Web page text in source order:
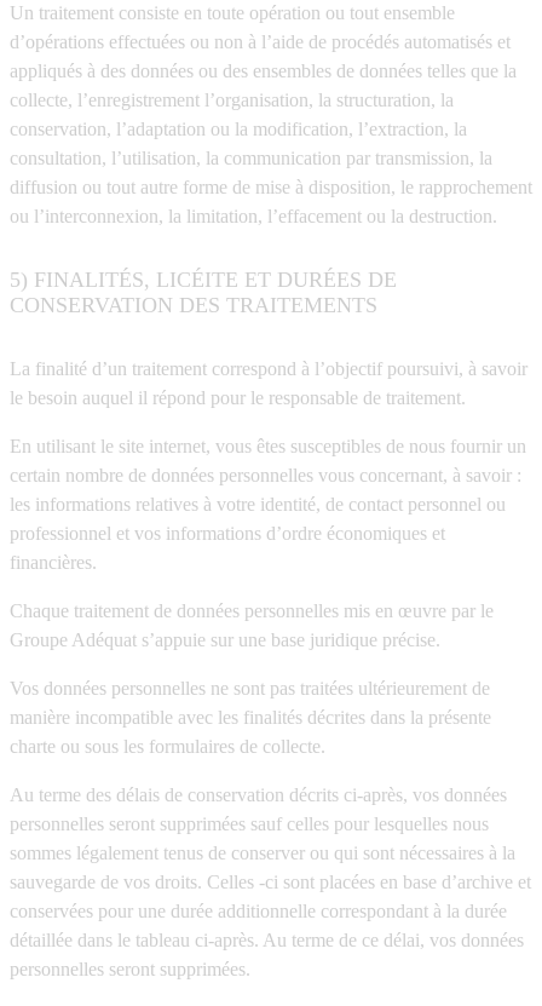
Un traitement consiste en toute opération ou tout ensemble
d’opérations effectuées ou non à l’aide de procédés automatisés et
appliqués à des données ou des ensembles de données telles que la
collecte, l’enregistrement l’organisation, la structuration, la
conservation, l’adaptation ou la modification, l’extraction, la
consultation, l’utilisation, la communication par transmission, la
diffusion ou tout autre forme de mise à disposition, le rapprochement
ou l’interconnexion, la limitation, l’effacement ou la destruction.
5) FINALITÉS, LICÉITE ET DURÉES DE
CONSERVATION DES TRAITEMENTS
La finalité d’un traitement correspond à l’objectif poursuivi, à savoir
le besoin auquel il répond pour le responsable de traitement.
En utilisant le site internet, vous êtes susceptibles de nous fournir un
certain nombre de données personnelles vous concernant, à savoir :
les informations relatives à votre identité, de contact personnel ou
professionnel et vos informations d’ordre économiques et
financières.
Chaque traitement de données personnelles mis en œuvre par le
Groupe Adéquat s’appuie sur une base juridique précise.
Vos données personnelles ne sont pas traitées ultérieurement de
manière incompatible avec les finalités décrites dans la présente
charte ou sous les formulaires de collecte.
Au terme des délais de conservation décrits ci-après, vos données
personnelles seront supprimées sauf celles pour lesquelles nous
sommes légalement tenus de conserver ou qui sont nécessaires à la
sauvegarde de vos droits. Celles -ci sont placées en base d’archive et
conservées pour une durée additionnelle correspondant à la durée
détaillée dans le tableau ci-après. Au terme de ce délai, vos données
personnelles seront supprimées.